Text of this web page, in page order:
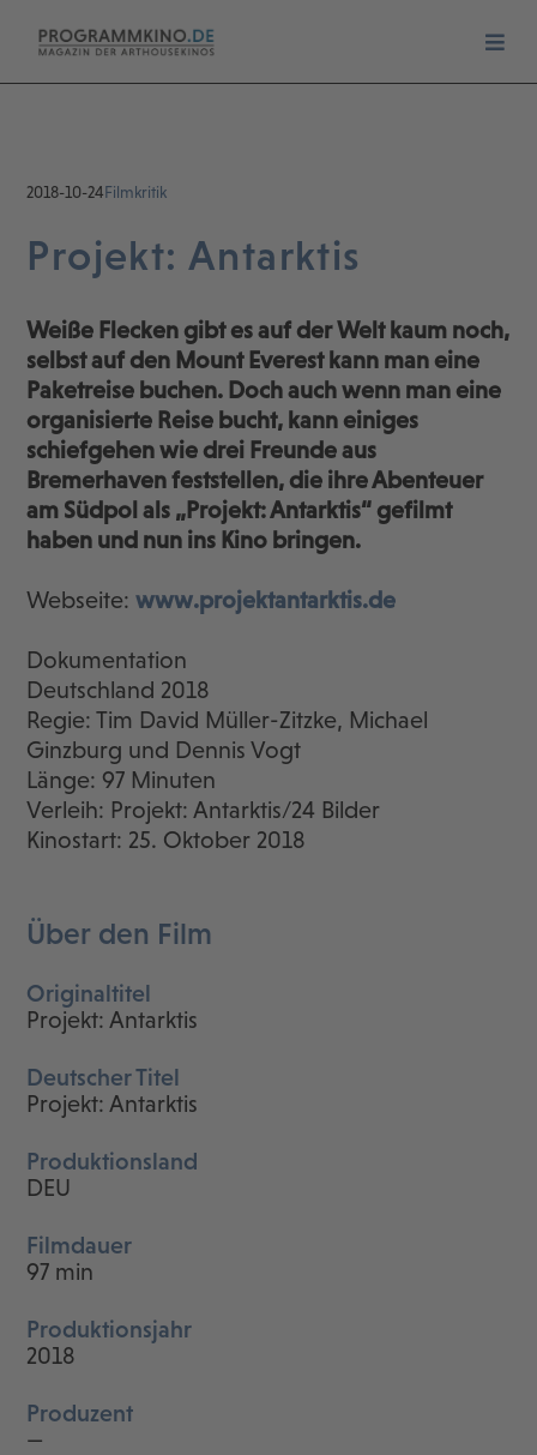
2018-10-24Filmkritik
Projekt: Antarktis
Weiße Flecken gibt es auf der Welt kaum noch,
selbst auf den Mount Everest kann man eine
Paketreise buchen. Doch auch wenn man eine
organisierte Reise bucht, kann einiges
schiefgehen wie drei Freunde aus
Bremerhaven feststellen, die ihre Abenteuer
am Südpol als „Projekt: Antarktis“ gefilmt
haben und nun ins Kino bringen.
Webseite:www.projektantarktis.de
Dokumentation
Deutschland 2018
Regie: Tim David Müller-Zitzke, Michael
Ginzburg und Dennis Vogt
Länge: 97 Minuten
Verleih: Projekt: Antarktis/24 Bilder
Kinostart: 25. Oktober 2018
Über den Film
Originaltitel
Projekt: Antarktis
Deutscher Titel
Projekt: Antarktis
Produktionsland
DEU
Filmdauer
97 min
Produktionsjahr
2018
Produzent
—